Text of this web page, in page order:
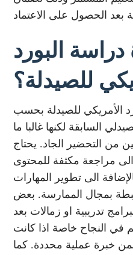
البورد
للصيدلة؟
الأمريكي للصيدلة بحسب
السابقة لكنها غالبا ما
من التحضير الجاد. يحتاج
مراجعة مكثفة للمحتوى
الى تطوير المهارات
بمجال الممارسة. بعض
تدريبية او زمالات بعد
في النجاح خاصة اذا كانت
خبرة عملية محددة. كما